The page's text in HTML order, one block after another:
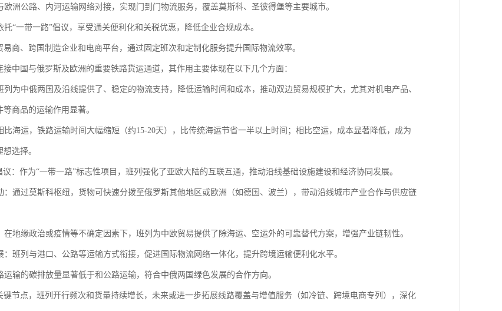
欧洲公路、内河运输网络对接，实现门到门物流服务，覆盖莫斯科、圣彼得堡等主要城市。
托“一带一路”倡议，享受通关便利化和关税优惠，降低企业合规成本。
商、跨国制造企业和电商平台，通过固定班次和定制化服务提升国际物流效率。
中国与俄罗斯及欧洲的重要铁路货运通道，其作用主要体现在以下几个方面：
列为中俄两国及沿线提供了、稳定的物流支持，降低运输时间和成本，推动双边贸易规模扩大，尤其对机电产品、
商品的运输作用显著。
比海运，铁路运输时间大幅缩短（约15-20天），比传统海运节省一半以上时间；相比空运，成本显著降低，成为
选择。
议：作为“一带一路”标志性项目，班列强化了亚欧大陆的互联互通，推动沿线基础设施建设和经济协同发展。
：通过莫斯科枢纽，货物可快速分拨至俄罗斯其他地区或欧洲（如德国、波兰），带动沿线城市产业合作与供应链
在地缘政治或疫情等不确定因素下，班列为中欧贸易提供了除海运、空运外的可靠替代方案，增强产业链韧性。
：班列与港口、公路等运输方式衔接，促进国际物流网络一体化，提升跨境运输便利化水平。
运输的碳排放量显著低于和公路运输，符合中俄两国绿色发展的合作方向。
键节点，班列开行频次和货量持续增长，未来或进一步拓展线路覆盖与增值服务（如冷链、跨境电商专列），深化